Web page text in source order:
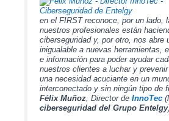
en el FIRST reconoce, por un lado,
nuestros profesionales están
ciberseguridad y, por otro, nos abre
inigualable a nuevas herramientas,
e información para poder ayudar
nuestros clientes a luchar y
una necesidad acuciante en un
interconectado y sin ningún tipo de
Félix Muñoz, Director de InnoTec
ciberseguridad del Grupo Entelgy